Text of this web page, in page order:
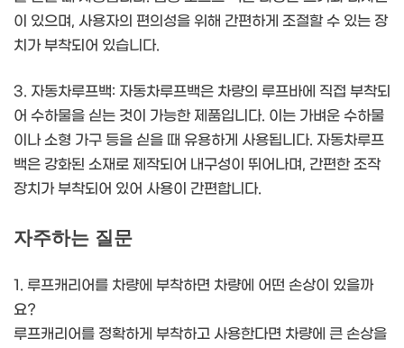
이 있으며, 사용자의 편의성을 위해 간편하게 조절할 수 있는 장
치가 부착되어 있습니다.
3. 자동차루프백: 자동차루프백은 차량의 루프바에 직접 부착되
어 수하물을 싣는 것이 가능한 제품입니다. 이는 가벼운 수하물
이나 소형 가구 등을 싣을 때 유용하게 사용됩니다. 자동차루프
백은 강화된 소재로 제작되어 내구성이 뛰어나며, 간편한 조작
장치가 부착되어 있어 사용이 간편합니다.
자주하는 질문
1. 루프캐리어를 차량에 부착하면 차량에 어떤 손상이 있을까
요?
루프캐리어를 정확하게 부착하고 사용한다면 차량에 큰 손상을